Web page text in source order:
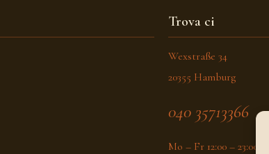
Trova ci
Wexstraße 34
20355 Hamburg
040 35713366
Mo – Fr 12:00 – 23:00